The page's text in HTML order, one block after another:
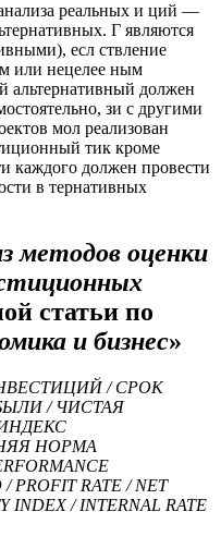
реальных и ций —
Г являются
есл ствление
или нецелее ным
альтернативный должен
зи с другими
мол реализован
тик кроме
каждого должен провести
в тернативных
методов оценки
статьи по
и бизнес»
/ СРОК
/ ЧИСТАЯ
НОРМА
PROFIT RATE / NET
INDEX / INTERNAL RATE